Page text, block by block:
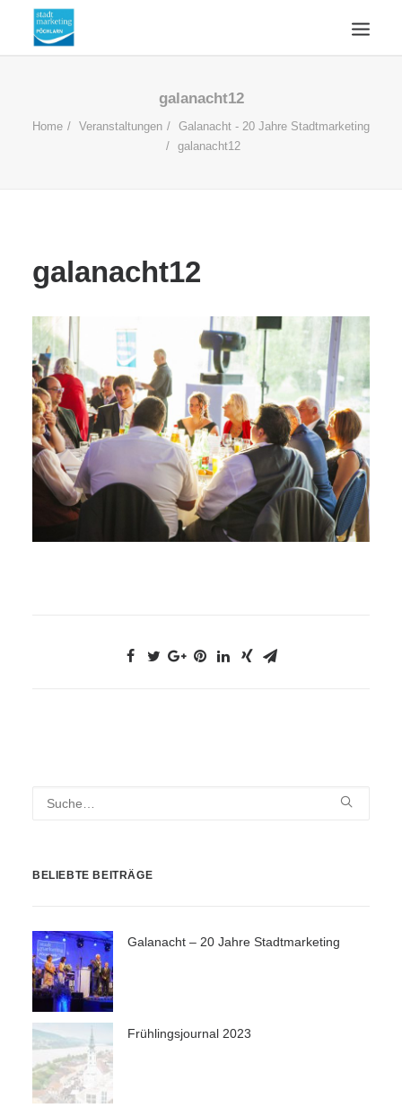
AKTUELLES
WIRTSCHAFTSSTANDORT
galanacht12
Home Veranstaltungen
Galanacht - 20 Jahre Stadtmarketing
galanacht12
galanacht12
BELIEBTE BEITRÄGE
Galanacht – 20 Jahre Stadtmarketing
Frühlingsjournal 2023